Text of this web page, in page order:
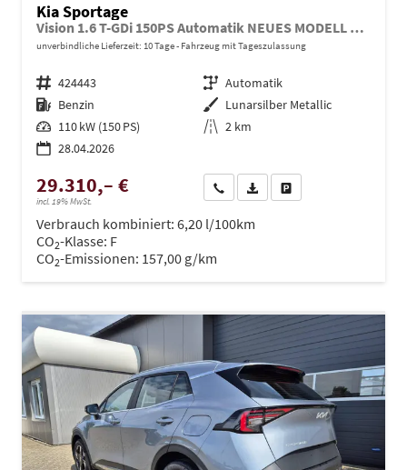
Kia Sportage
Vision 1.6 T-GDi 150PS Automatik NEUES MODELL MY26 FACELIFT Sitzheizung Lenkradheizung Klimaautomatik Navi Bluetooth Touchscreen Apple CarPlay Android Auto PDC v+h 17"LM Rückf.Kamera ACC 2x Keyless
unverbindliche Lieferzeit: 10 Tage Fahrzeug mit Tageszulassung
Fahrzeugnr. 424443 Getriebe Automatik
Kraftstoff Benzin Außenfarbe Lunarsilber Metallic
Leistung 110 kW (150 PS) Kilometerstand 2 km
28.04.2026
29.310,– €
incl. 19% MwSt.
Wir rufen Sie anPDF-Datei, Fahrzeugexposé
Verbrauch kombiniert: 6,20 l/100km
CO2-Klasse: F
CO2-Emissionen: 157,00 g/km